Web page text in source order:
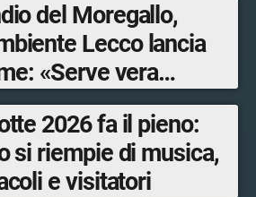
del Moregallo,
Lecco lancia
«Serve vera
2026 fa il pieno:
si riempie di musica,
e visitatori